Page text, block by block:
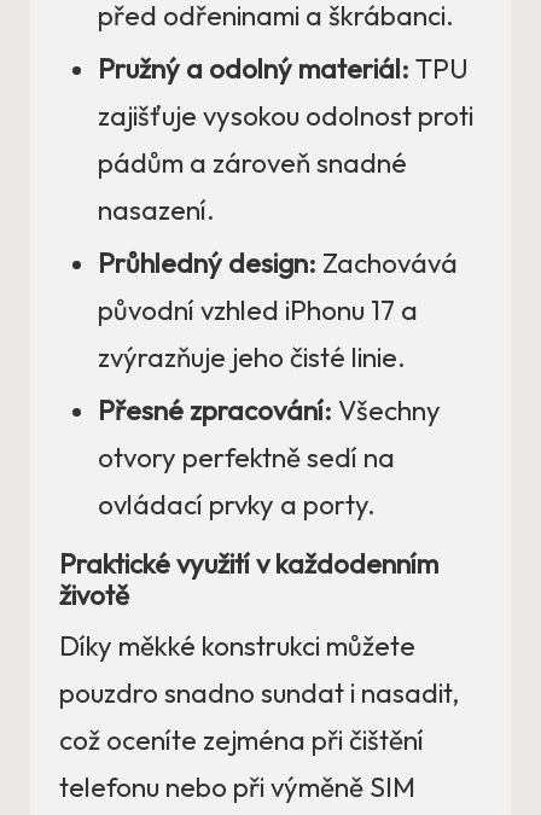
před odřeninami a škrábanci.
Pružný a odolný materiál: TPU
zajišťuje vysokou odolnost proti
pádům a zároveň snadné
nasazení.
Průhledný design: Zachovává
původní vzhled iPhonu 17 a
zvýrazňuje jeho čisté linie.
Přesné zpracování: Všechny
otvory perfektně sedí na
ovládací prvky a porty.
Praktické využití v každodenním
životě
Díky měkké konstrukci můžete
pouzdro snadno sundat i nasadit,
což oceníte zejména při čištění
telefonu nebo při výměně SIM